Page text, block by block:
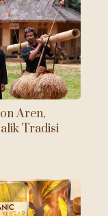
Aren,
Tradisi